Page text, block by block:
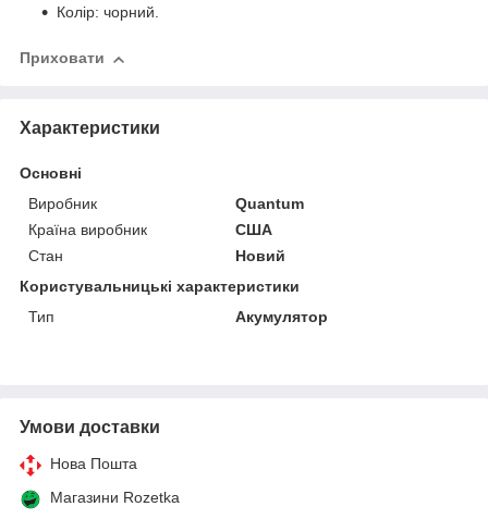
Колір: чорний.
Приховати
Характеристики
Основні
Виробник
Quantum
Країна виробник
США
Стан
Новий
Користувальницькі характеристики
Тип
Акумулятор
Умови доставки
Нова Пошта
Магазини Rozetka